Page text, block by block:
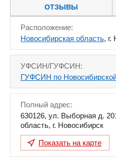
ОТЗЫВЫ
Расположение:
Новосибирская область, г.
УФСИН/ГУФСИН:
ГУФСИН по
Полный адрес:
630126, ул. Выборная д.
область, г. Новосибирск
Показать на карте